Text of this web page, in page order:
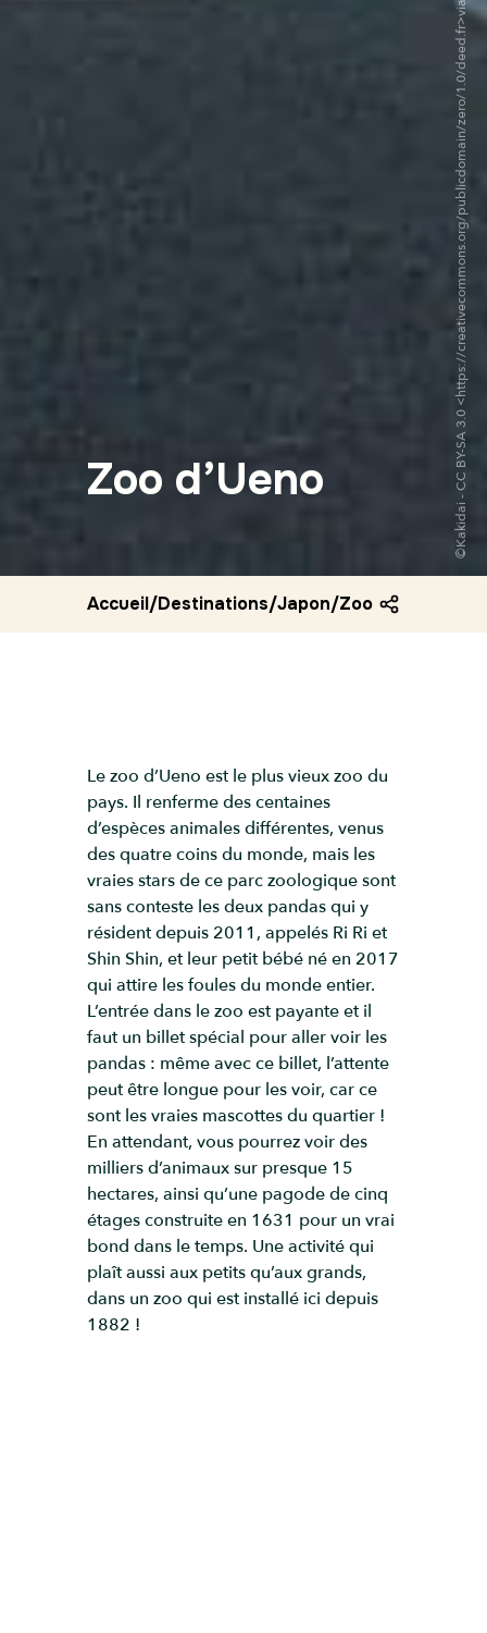
Zoo d’Ueno ©Kakidai - CC BY-SA 3.0 <https://creativecommons.org/publicdomain/zero/1.0/deed.fr>via Wikipedia Commons
Accueil/Destinations/Japon/Zoo d ueno
Le zoo d’Ueno est le plus vieux zoo du
pays. Il renferme des centaines
d’espèces animales différentes, venus
des quatre coins du monde, mais les
vraies stars de ce parc zoologique sont
sans conteste les deux pandas qui y
résident depuis 2011, appelés Ri Ri et
Shin Shin, et leur petit bébé né en 2017
qui attire les foules du monde entier.
L’entrée dans le zoo est payante et il
faut un billet spécial pour aller voir les
pandas : même avec ce billet, l’attente
peut être longue pour les voir, car ce
sont les vraies mascottes du quartier !
En attendant, vous pourrez voir des
milliers d’animaux sur presque 15
hectares, ainsi qu’une pagode de cinq
étages construite en 1631 pour un vrai
bond dans le temps. Une activité qui
plaît aussi aux petits qu’aux grands,
dans un zoo qui est installé ici depuis
1882 !